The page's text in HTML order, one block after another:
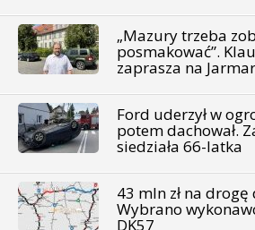
„Mazury trzeba
posmakować”.
zaprasza na
Ford uderzył w
potem dachował.
siedziała 66-latka
43 mln zł na
Wybrano
DK57